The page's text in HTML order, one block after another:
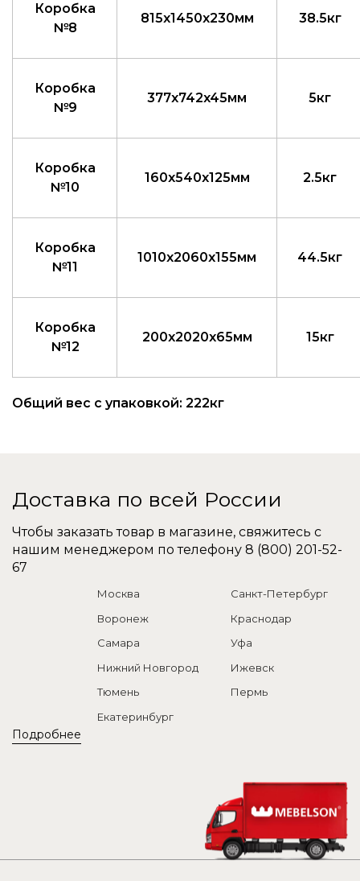
Коробка
№8
815x1450x230мм 38.5кг
Коробка
№9
377x742x45мм 5кг
Коробка
№10
160x540x125мм 2.5кг
Коробка
№11
1010x2060x155мм 44.5кг
Коробка
№12
200x2020x65мм 15кг
Общий вес с упаковкой: 222кг
Доставка по всей России
Чтобы заказать товар в магазине, свяжитесь с
нашим менеджером по телефону 8 (800) 201-52-
67
Подробнее
Москва
Санкт-Петербург
Воронеж
Краснодар
Самара
Уфа
Нижний Новгород
Ижевск
Тюмень
Пермь
Екатеринбург